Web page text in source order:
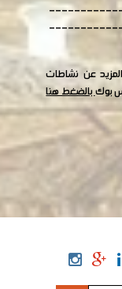
عن نشاطات
بوكبالضغط هنا